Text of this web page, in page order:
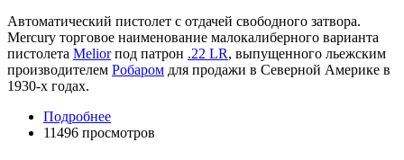
Автоматический пистолет с отдачей свободного затвора.
Mercury торговое наименование малокалиберного варианта
пистолета Meliorпод патрон .22 LR, выпущенного льежским
производителем Робаром для продажи в Северной Америке в
1930-х годах.
Подробнее
11496 просмотров